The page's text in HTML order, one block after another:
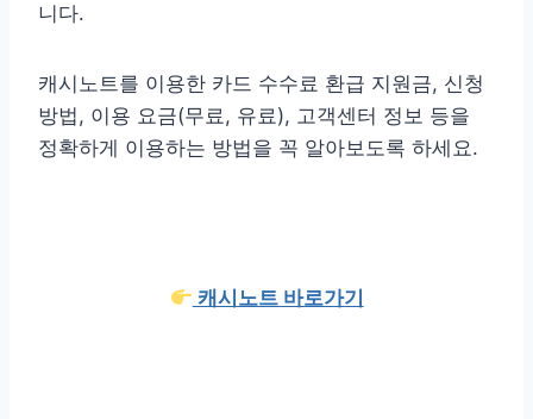
니다.
캐시노트를 이용한 카드 수수료 환급 지원금, 신청
방법, 이용 요금(무료, 유료), 고객센터 정보 등을
정확하게 이용하는 방법을 꼭 알아보도록 하세요.
캐시노트 바로가기